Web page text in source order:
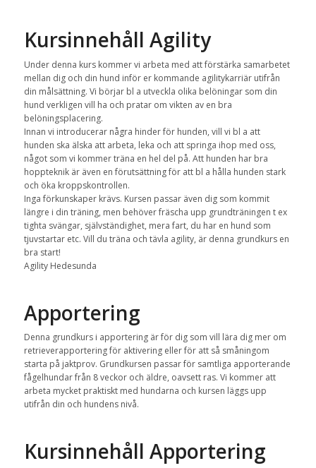
Kursinnehåll Agility
Under denna kurs kommer vi arbeta med att förstärka samarbetet
mellan dig och din hund inför er kommande agilitykarriär utifrån
din målsättning. Vi börjar bl a utveckla olika belöningar som din
hund verkligen vill ha och pratar om vikten av en bra
belöningsplacering.
Innan vi introducerar några hinder för hunden, vill vi bl a att
hunden ska älska att arbeta, leka och att springa ihop med oss,
något som vi kommer träna en hel del på. Att hunden har bra
hoppteknik är även en förutsättning för att bl a hålla hunden stark
och öka kroppskontrollen.
Inga förkunskaper krävs. Kursen passar även dig som kommit
längre i din träning, men behöver fräscha upp grundträningen t ex
tighta svängar, självständighet, mera fart, du har en hund som
tjuvstartar etc. Vill du träna och tävla agility, är denna grundkurs en
bra start!
Agility Hedesunda
Apportering
Denna grundkurs i apportering är för dig som vill lära dig mer om
retrieverapportering för aktivering eller för att så småningom
starta på jaktprov. Grundkursen passar för samtliga apporterande
fågelhundar från 8 veckor och äldre, oavsett ras. Vi kommer att
arbeta mycket praktiskt med hundarna och kursen läggs upp
utifrån din och hundens nivå.
Kursinnehåll Apportering